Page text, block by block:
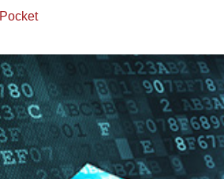
Pocket